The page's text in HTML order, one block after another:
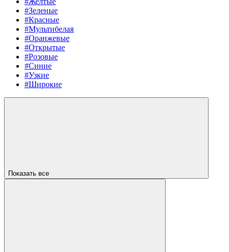
#Зеленые
#Красные
#Мультибелая
#Оранжевые
#Открытые
#Розовые
#Синие
#Узкие
#Широкие
Показать все